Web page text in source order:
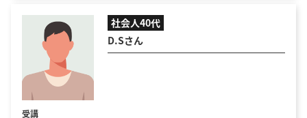
社会人40代
D.Sさん
受講